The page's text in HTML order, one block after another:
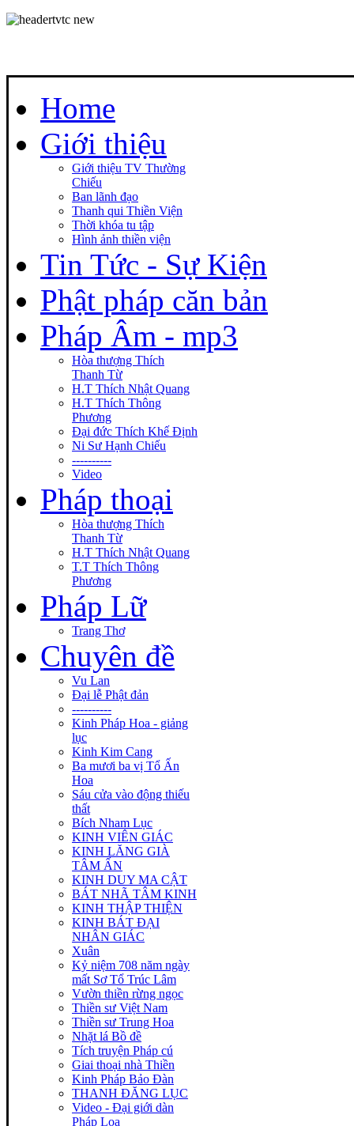
Home
Giới thiệu
Giới thiệu TV Thường
Chiếu
Ban lãnh đạo
Thanh qui Thiền Viện
Thời khóa tu tập
Hình ảnh thiền viện
Tin Tức - Sự Kiện
Phật pháp căn bản
Pháp Âm - mp3
Hòa thượng Thích
Thanh Từ
H.T Thích Nhật Quang
H.T Thích Thông
Phương
Đại đức Thích Khế Định
Ni Sư Hạnh Chiếu
----------
Video
Pháp thoại
Hòa thượng Thích
Thanh Từ
H.T Thích Nhật Quang
T.T Thích Thông
Phương
Pháp Lữ
Trang Thơ
Chuyên đề
Vu Lan
Đại lễ Phật đản
----------
Kinh Pháp Hoa - giảng
lục
Kinh Kim Cang
Ba mươi ba vị Tổ Ấn
Hoa
Sáu cửa vào động thiếu
thất
Bích Nham Lục
KINH VIÊN GIÁC
KINH LĂNG GIÀ
TÂM ẤN
KINH DUY MA CẬT
BÁT NHÃ TÂM KINH
KINH THẬP THIỆN
KINH BÁT ĐẠI
NHÂN GIÁC
Xuân
Kỷ niệm 708 năm ngày
mất Sơ Tổ Trúc Lâm
Vườn thiền rừng ngọc
Thiền sư Việt Nam
Thiền sư Trung Hoa
Nhặt lá Bồ đề
Tích truyện Pháp cú
Giai thoại nhà Thiền
Kinh Pháp Bảo Đàn
THANH ĐĂNG LỤC
Video - Đại giới dàn
Pháp Loa